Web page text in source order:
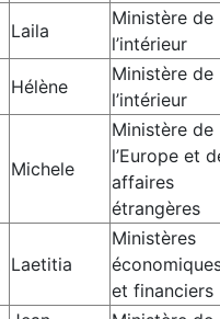
Laila
Ministère de
l’intérieur
Hélène
Ministère de
l’intérieur
Michele
Ministère de
l’Europe et
affaires
étrangères
Laetitia
Ministères
et financiers